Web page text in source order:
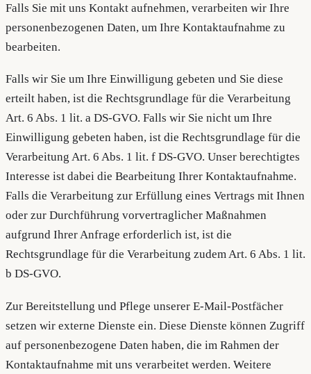
Falls Sie mit uns Kontakt aufnehmen, verarbeiten wir Ihre
personenbezogenen Daten, um Ihre Kontaktaufnahme zu
bearbeiten.
Falls wir Sie um Ihre Einwilligung gebeten und Sie diese
erteilt haben, ist die Rechtsgrundlage für die Verarbeitung
Art. 6 Abs. 1 lit. a DS-GVO. Falls wir Sie nicht um Ihre
Einwilligung gebeten haben, ist die Rechtsgrundlage für die
Verarbeitung Art. 6 Abs. 1 lit. f DS-GVO. Unser berechtigtes
Interesse ist dabei die Bearbeitung Ihrer Kontaktaufnahme.
Falls die Verarbeitung zur Erfüllung eines Vertrags mit Ihnen
oder zur Durchführung vorvertraglicher Maßnahmen
aufgrund Ihrer Anfrage erforderlich ist, ist die
Rechtsgrundlage für die Verarbeitung zudem Art. 6 Abs. 1 lit.
b DS-GVO.
Zur Bereitstellung und Pflege unserer E-Mail-Postfächer
setzen wir externe Dienste ein. Diese Dienste können Zugriff
auf personenbezogene Daten haben, die im Rahmen der
Kontaktaufnahme mit uns verarbeitet werden. Weitere